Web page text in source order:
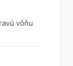
vôňu